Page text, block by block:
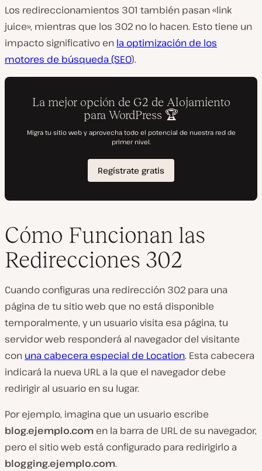
Los redireccionamientos 301 también pasan «link
juice», mientras que los 302 no lo hacen. Esto tiene un
impacto significativo en la optimización de los
motores de búsqueda (SEO).
Cómo Funcionan las
Redirecciones 302
Cuando configuras una redirección 302 para una
página de tu sitio web que no está disponible
temporalmente, y un usuario visita esa página, tu
servidor web responderá al navegador del visitante
con una cabecera especial de Location. Esta cabecera
indicará la nueva URL a la que el navegador debe
redirigir al usuario en su lugar.
Por ejemplo, imagina que un usuario escribe
blog.ejemplo.com en la barra de URL de su navegador,
pero el sitio web está configurado para redirigirlo a
blogging.ejemplo.com.